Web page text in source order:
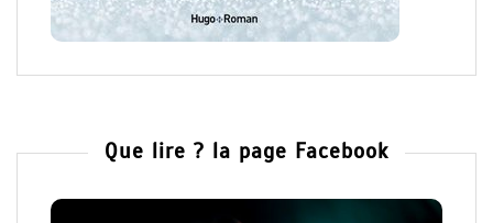
Que lire ? la page Facebook